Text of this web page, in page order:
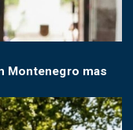
Montenegro mas